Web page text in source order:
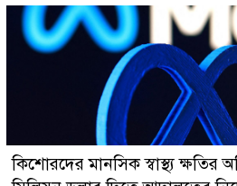
কিশোরদের মানসিক স্বাস্থ্য